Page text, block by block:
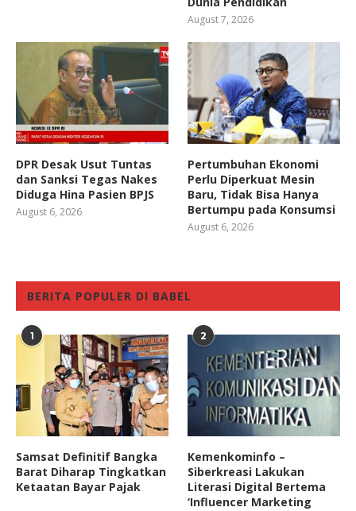
August 7, 2026
DPR Desak Usut Tuntas
dan Sanksi Tegas Nakes
Diduga Hina Pasien BPJS
August 6, 2026
Pertumbuhan Ekonomi
Perlu Diperkuat Mesin
Baru, Tidak Bisa Hanya
Bertumpu pada Konsumsi
August 6, 2026
BERITA POPULER DI BABEL
1
Samsat Definitif Bangka
Barat Diharap Tingkatkan
Ketaatan Bayar Pajak
2
Kemenkominfo –
Siberkreasi Lakukan
Literasi Digital Bertema
‘Influencer Marketing